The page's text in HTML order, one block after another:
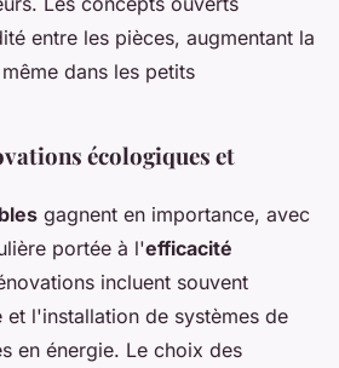
entre les pièces, augmentant la
dans les petits
écologiques et
gagnent en importance, avec
portée à l'efficacité
incluent souvent
l'installation de systèmes de
en énergie. Le choix des